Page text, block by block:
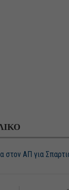
στον ΑΠ για